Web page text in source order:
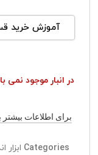
آموزش خرید
در انبار موجود نمی
برای اطلاعات بیشتر با
Categories